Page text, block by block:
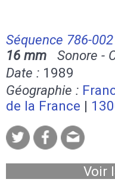
Séquence 786-002
16 mm Sonore -
Date : 1989
Géographie :
de la France |
Voir